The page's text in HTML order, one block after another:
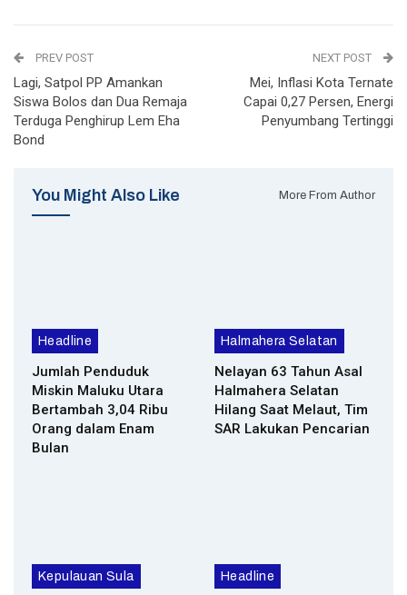
PREV POST
Lagi, Satpol PP Amankan
Siswa Bolos dan Dua Remaja
Terduga Penghirup Lem Eha
Bond
NEXT POST
Mei, Inflasi Kota Ternate
Capai 0,27 Persen, Energi
Penyumbang Tertinggi
You Might Also Like More From Author
Headline
Jumlah Penduduk
Miskin Maluku Utara
Bertambah 3,04 Ribu
Orang dalam Enam
Bulan
Halmahera Selatan
Nelayan 63 Tahun Asal
Halmahera Selatan
Hilang Saat Melaut, Tim
SAR Lakukan Pencarian
Kepulauan Sula Headline